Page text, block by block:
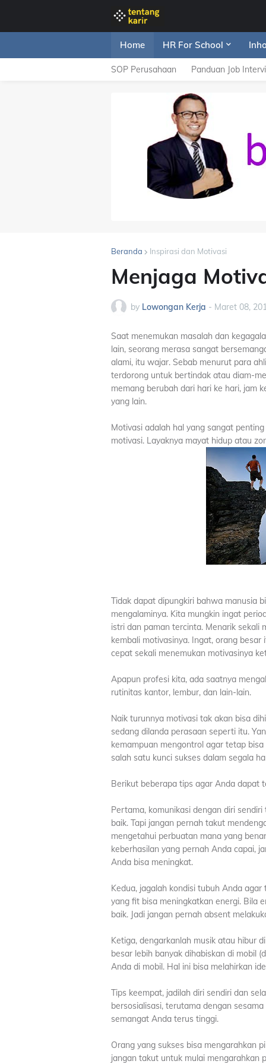
Home HR For School
SOP Perusahaan Panduan Job
Beranda Inspirasi dan Motivasi
Menjaga
by Lowongan Kerja - Maret 08,
Saat menemukan masalah dan
lain, seorang merasa sangat
alami, itu wajar. Sebab menurut para
terdorong untuk bertindak atau diam-
memang berubah dari hari ke hari, jam
yang lain.
Motivasi adalah hal yang sangat
motivasi. Layaknya mayat hidup atau
Tidak dapat dipungkiri bahwa manusia
mengalaminya. Kita mungkin ingat
istri dan paman tercinta. Menarik sekali
kembali motivasinya. Ingat, orang
cepat sekali menemukan motivasinya
Apapun profesi kita, ada saatnya
rutinitas kantor, lembur, dan lain-lain.
Naik turunnya motivasi tak akan bisa
sedang dilanda perasaan seperti itu.
kemampuan mengontrol agar tetap
salah satu kunci sukses dalam segala
Berikut beberapa tips agar Anda dapat
Pertama, komunikasi dengan diri
baik. Tapi jangan pernah takut
mengetahui perbuatan mana yang
keberhasilan yang pernah Anda capai,
Anda bisa meningkat.
Kedua, jagalah kondisi tubuh Anda
yang fit bisa meningkatkan energi. Bila
baik. Jadi jangan pernah absent
Ketiga, dengarkanlah musik atau hibur
besar lebih banyak dihabiskan di mobil
Anda di mobil. Hal ini bisa melahirkan
Tips keempat, jadilah diri sendiri dan
bersosialisasi, terutama dengan
semangat Anda terus tinggi.
Orang yang sukses bisa mengarahkan
jangan takut untuk mulai mengarahkan